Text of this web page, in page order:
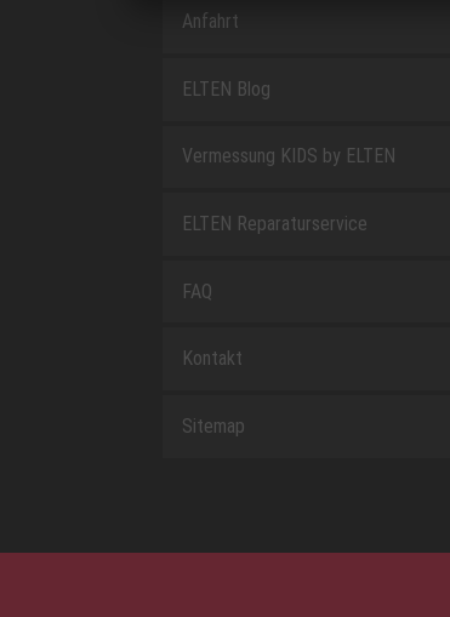
Anfahrt
ELTEN Blog
Vermessung KIDS by ELTEN
ELTEN Reparaturservice
FAQ
Kontakt
Sitemap